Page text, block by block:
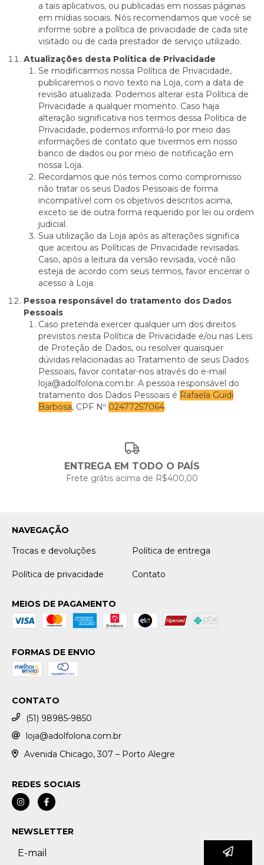
a tais aplicativos, ou publicadas em nossas páginas
em mídias sociais. Nós recomendamos que você se
informe sobre a política de privacidade de cada site
visitado ou de cada prestador de serviço utilizado.
Atualizações desta Política de Privacidade
Se modificarmos nossa Política de Privacidade,
publicaremos o novo texto na Loja, com a data de
revisão atualizada. Podemos alterar esta Política de
Privacidade a qualquer momento. Caso haja
alteração significativa nos termos dessa Política de
Privacidade, podemos informá-lo por meio das
informações de contato que tivermos em nosso
banco de dados ou por meio de notificação em
nossa Loja.
Recordamos que nós temos como compromisso
não tratar os seus Dados Pessoais de forma
incompatível com os objetivos descritos acima,
exceto se de outra forma requerido por lei ou ordem
judicial.
Sua utilização da Loja após as alterações significa
que aceitou as Políticas de Privacidade revisadas.
Caso, após a leitura da versão revisada, você não
esteja de acordo com seus termos, favor encerrar o
acesso à Loja.
Pessoa responsável do tratamento dos Dados
Pessoais
Caso pretenda exercer qualquer um dos direitos
previstos nesta Política de Privacidade e/ou nas Leis
de Proteção de Dados, ou resolver quaisquer
dúvidas relacionadas ao Tratamento de seus Dados
Pessoais, favor contatar-nos através do e-mail
loja@adolfolona.com.br. A pessoa responsável do
tratamento dos Dados Pessoais é Rafaela Guidi
Barbosa, CPF Nº 02477257064.
ENTREGA EM TODO O PAÍS
Frete grátis acima de R$400,00
NAVEGAÇÃO
Trocas e devoluções
Política de entrega
Política de privacidade Contato
MEIOS DE PAGAMENTO
FORMAS DE ENVIO
CONTATO
(51) 98985-9850
loja@adolfolona.com.br
Avenida Chicago, 307 – Porto Alegre
REDES SOCIAIS
NEWSLETTER